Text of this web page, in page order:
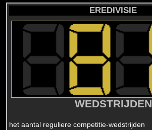
EREDIVISIE
WEDSTRIJDEN
het aantal reguliere competitie-wedstrijden